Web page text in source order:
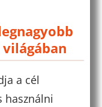
a cél
használni